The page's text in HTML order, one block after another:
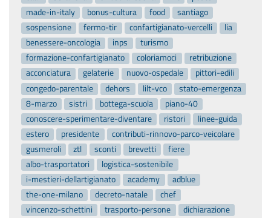
made-in-italy
bonus-cultura food
santiago
sospensione
fermo-tir confartigianato-vercelli
lia
benessere-oncologia
inps
turismo
formazione-confartigianato
coloriamoci
retribuzione
acconciatura
gelaterie nuovo-ospedale
pittori-edili
congedo-parentale
dehors lilt-vco
stato-emergenza
8-marzo
sistri bottega-scuola
piano-40
conoscere-sperimentare-diventare
ristori
linee-guida
estero
presidente
contributi-rinnovo-parco-veicolare
gusmeroli
ztl sconti brevetti
fiere
albo-trasportatori
logistica-sostenibile
i-mestieri-dellartigianato
academy
adblue
the-one-milano
decreto-natale
chef
vincenzo-schettini
trasporto-persone
dichiarazione